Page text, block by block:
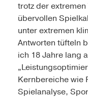
trotz der
übervollen
unter extremen
Antworten tüfteln
ich 18 Jahre lang
Kernbereiche wie
Spielanalyse,